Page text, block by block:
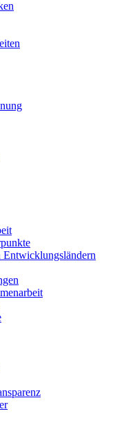
Entwicklungsländern